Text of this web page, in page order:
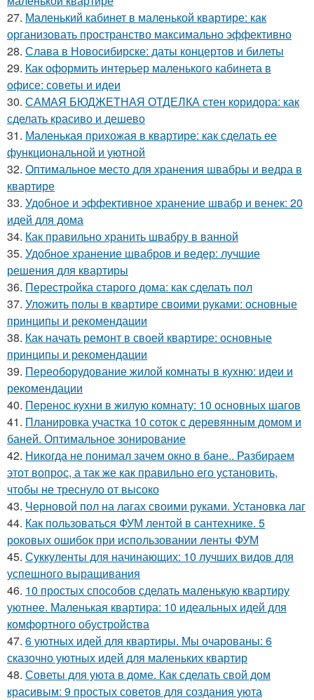
27. Маленький кабинет в маленькой квартире: как
организовать пространство максимально эффективно
28. Слава в Новосибирске: даты концертов и билеты
29. Как оформить интерьер маленького кабинета в
офисе: советы и идеи
30. САМАЯ БЮДЖЕТНАЯ ОТДЕЛКА стен коридора: как
сделать красиво и дешево
31. Маленькая прихожая в квартире: как сделать ее
функциональной и уютной
32. Оптимальное место для хранения швабры и ведра в
квартире
33. Удобное и эффективное хранение швабр и венек: 20
идей для дома
34. Как правильно хранить швабру в ванной
35. Удобное хранение швабров и ведер: лучшие
решения для квартиры
36. Перестройка старого дома: как сделать пол
37. Уложить полы в квартире своими руками: основные
принципы и рекомендации
38. Как начать ремонт в своей квартире: основные
принципы и рекомендации
39. Переоборудование жилой комнаты в кухню: идеи и
рекомендации
40. Перенос кухни в жилую комнату: 10 основных шагов
41. Планировка участка 10 соток с деревянным домом и
баней. Оптимальное зонирование
42. Никогда не понимал зачем окно в бане.. Разбираем
этот вопрос, а так же как правильно его установить,
чтобы не треснуло от высоко
43. Черновой пол на лагах своими руками. Установка лаг
44. Как пользоваться ФУМ лентой в сантехнике. 5
роковых ошибок при использовании ленты ФУМ
45. Суккуленты для начинающих: 10 лучших видов для
успешного выращивания
46. 10 простых способов сделать маленькую квартиру
уютнее. Маленькая квартира: 10 идеальных идей для
комфортного обустройства
47. 6 уютных идей для квартиры. Мы очарованы: 6
сказочно уютных идей для маленьких квартир
48. Советы для уюта в доме. Как сделать свой дом
красивым: 9 простых советов для создания уюта